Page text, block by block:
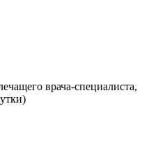
врача-специалиста,